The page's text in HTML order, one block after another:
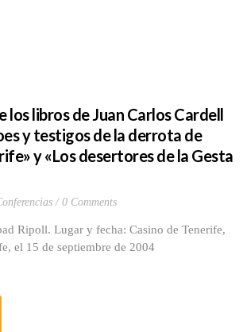
los libros de Juan Carlos Cardell
y testigos de la derrota de
y «Los desertores de la Gesta
0 Comments
Ripoll. Lugar y fecha: Casino de Tenerife,
el 15 de septiembre de 2004